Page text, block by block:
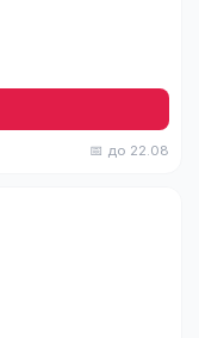
📅 до 22.08